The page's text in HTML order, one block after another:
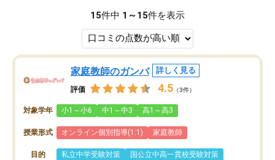
15件中 1～15件を表示
家庭教師のガンバ 詳しく見る
評価 4.5 （3件）
対象学年 小1～小6 中1～中3 高1～高3
授業形式 オンライン個別指導(1:1) 家庭教師
目的 私立中学受験対策
国公立中高一貫校受験対策